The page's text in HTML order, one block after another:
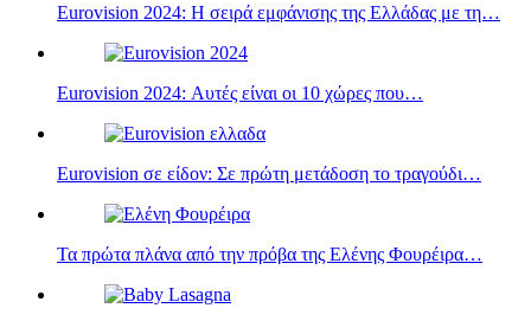
Eurovision 2024: H σειρά εμφάνισης της Ελλάδας με τη…
Eurovision 2024: Αυτές είναι οι 10 χώρες που…
Eurovision σε είδον: Σε πρώτη μετάδοση το τραγούδι…
Τα πρώτα πλάνα από την πρόβα της Ελένης Φουρέιρα…